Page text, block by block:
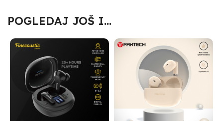
POGLEDAJ JOŠ I...